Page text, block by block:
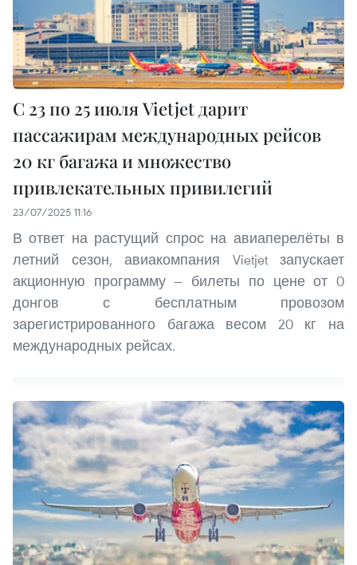
С 23 по 25 июля Vietjet дарит
пассажирам международных рейсов
20 кг багажа и множество
привлекательных привилегий
23/07/2025 11:16
В ответ на растущий спрос на авиаперелёты в
летний сезон, авиакомпания Vietjet запускает
акционную программу — билеты по цене от 0
донгов с бесплатным провозом
зарегистрированного багажа весом 20 кг на
международных рейсах.